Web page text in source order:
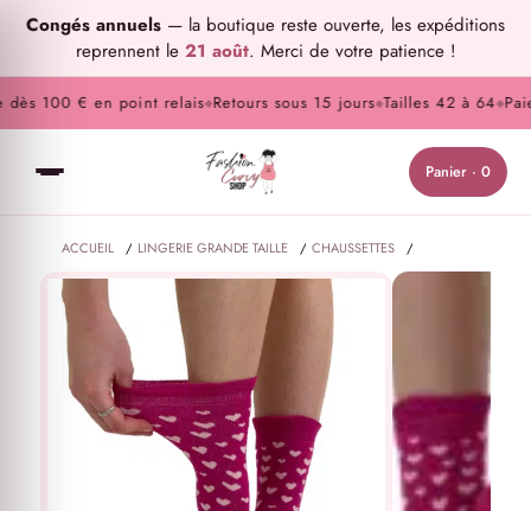
Congés annuels — la boutique reste ouverte, les expéditions
reprennent le 21 août. Merci de votre patience !
100 € en point relais◆Retours sous 15 jours◆Tailles 42 à 64 ◆
Panier · 0
ACCUEIL / LINGERIE GRANDE TAILLE / CHAUSSETTES
/
CHAUSETTES GRANDE TAILLE WIDE FIT COEURS ROSES